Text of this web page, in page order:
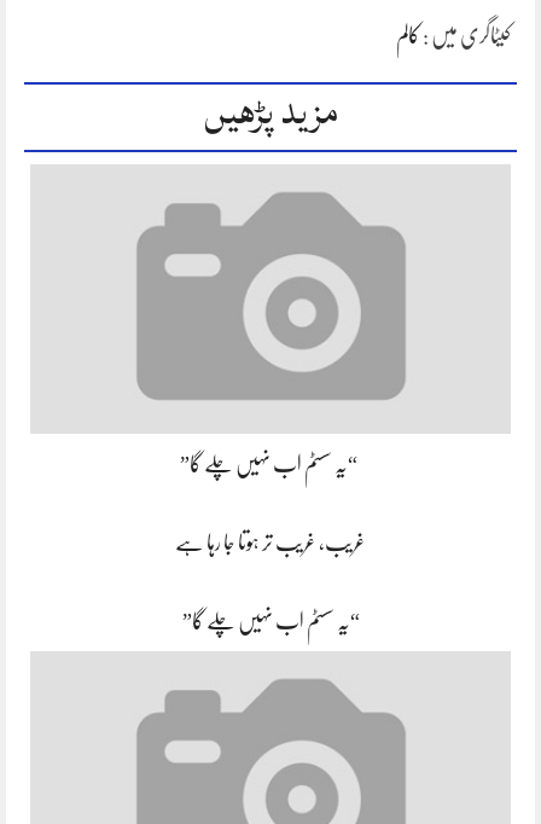
کیٹاگری میں : کالم
مزید پڑھیں
“یہ سسٹم اب نہیں چلے گا”
غریب، غریب تر ہوتا جا رہا ہے
“یہ سسٹم اب نہیں چلے گا”